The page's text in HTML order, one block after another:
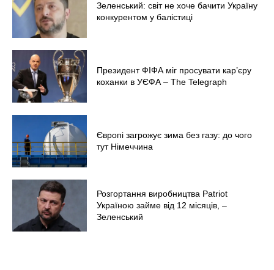
Зеленський: світ не хоче бачити Україну
конкурентом у балістиці
Президент ФІФА міг просувати кар’єру
коханки в УЄФА – The Telegraph
Європі загрожує зима без газу: до чого
тут Німеччина
Розгортання виробництва Patriot
Україною займе від 12 місяців, –
Зеленський